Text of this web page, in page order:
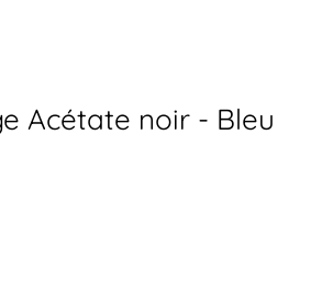
Acétate noir - Bleu